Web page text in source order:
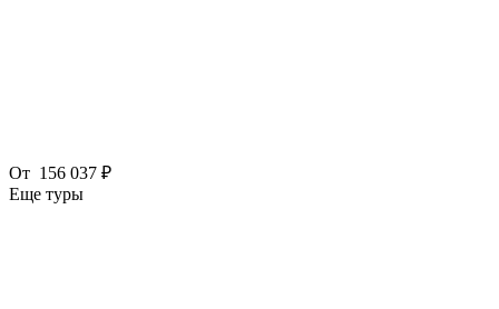
От 156 037 ₽
Еще туры